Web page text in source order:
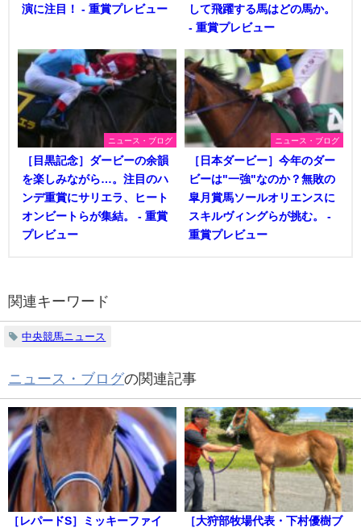
演に注目！ - 重賞プレビュー
して飛躍する馬はどの馬か。
- 重賞プレビュー
ニュース・ブログ
［目黒記念］ダービーの余韻
を楽しみながら…。注目のハ
ンデ重賞にサリエラ、ヒート
オンビートらが集結。 - 重賞
プレビュー
ニュース・ブログ
［日本ダービー］今年のダー
ビーは"一強"なのか？無敗の
皐月賞馬ソールオリエンスに
スキルヴィングらが挑む。 -
重賞プレビュー
関連キーワード
中央競馬ニュース
ニュース・ブログの関連記事
［レパードS］ミッキーファイ
［大狩部牧場代表・下村優樹ブ